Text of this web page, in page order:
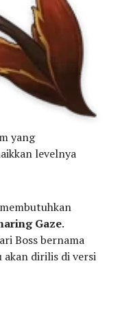
yang
levelnya
Gaze.
Boss bernama
akan dirilis di versi